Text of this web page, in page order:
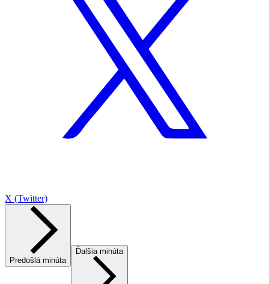
X (Twitter)
Predošlá minúta
Ďalšia minúta